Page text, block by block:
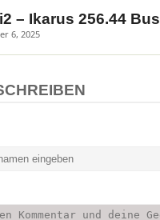
– Ikarus 256.44 Bus
6, 2025